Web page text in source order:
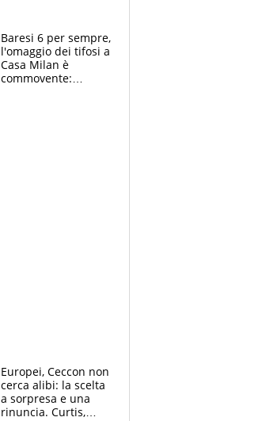
circondati
dall'affetto dei tifosi
Baresi 6 per sempre,
l'omaggio dei tifosi a
Casa Milan è
commovente:
Europei, Ceccon non
cerca alibi: la scelta
a sorpresa e una
rinuncia. Curtis,